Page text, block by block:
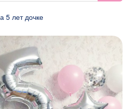
5 лет дочке